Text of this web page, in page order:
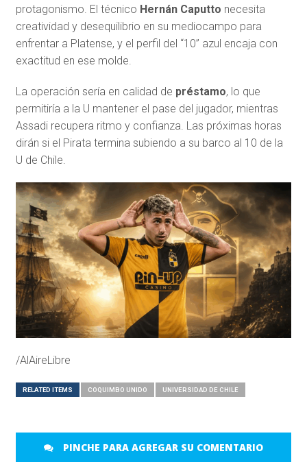
protagonismo. El técnico Hernán Caputto necesita
creatividad y desequilibrio en su mediocampo para
enfrentar a Platense, y el perfil del “10” azul encaja con
exactitud en ese molde.
La operación sería en calidad de préstamo, lo que
permitiría a la U mantener el pase del jugador, mientras
Assadi recupera ritmo y confianza. Las próximas horas
dirán si el Pirata termina subiendo a su barco al 10 de la
U de Chile.
/AlAireLibre
RELATED ITEMS COQUIMBO UNIDO UNIVERSIDAD DE CHILE
PINCHE PARA AGREGAR SU COMENTARIO